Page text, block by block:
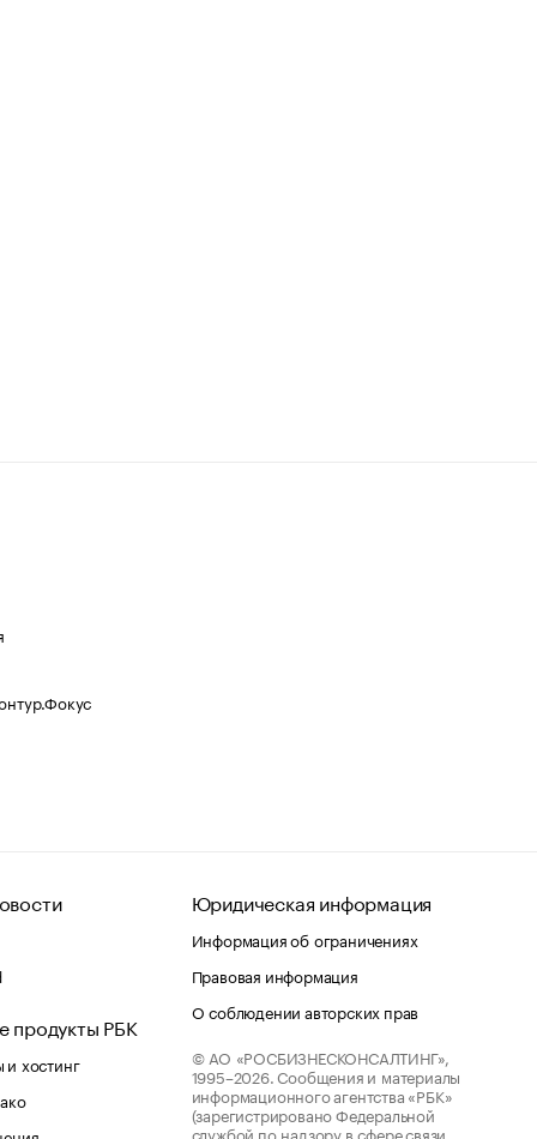
продукты РБК
хостинг
Юридическая информация
Информация об ограничениях
Правовая информация
О соблюдении авторских прав
© АО «РОСБИЗНЕСКОНСАЛТИНГ»,
1995–2026. Сообщения и материалы
информационного агентства «РБК»
(зарегистрировано Федеральной
службой по надзору в сфере связи,